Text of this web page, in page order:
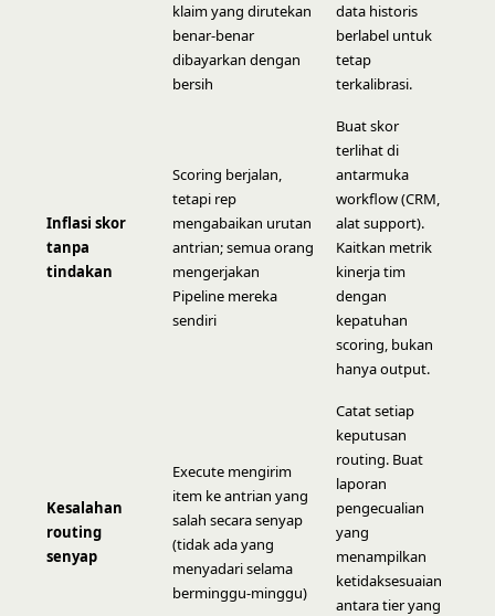
klaim yang dirutekan
benar-benar
dibayarkan dengan
bersih
data historis
berlabel untuk
tetap
terkalibrasi.
Inflasi skor
tanpa
tindakan
Scoring berjalan,
tetapi rep
mengabaikan urutan
antrian; semua orang
mengerjakan
Pipeline mereka
sendiri
Buat skor
terlihat di
antarmuka
workflow (CRM,
alat support).
Kaitkan metrik
kinerja tim
dengan
kepatuhan
scoring, bukan
hanya output.
Kesalahan
routing
senyap
Execute mengirim
item ke antrian yang
salah secara senyap
(tidak ada yang
menyadari selama
berminggu-minggu)
Catat setiap
keputusan
routing. Buat
laporan
pengecualian
yang
menampilkan
ketidaksesuaian
antara tier yang